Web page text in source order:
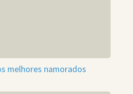
melhores namorados